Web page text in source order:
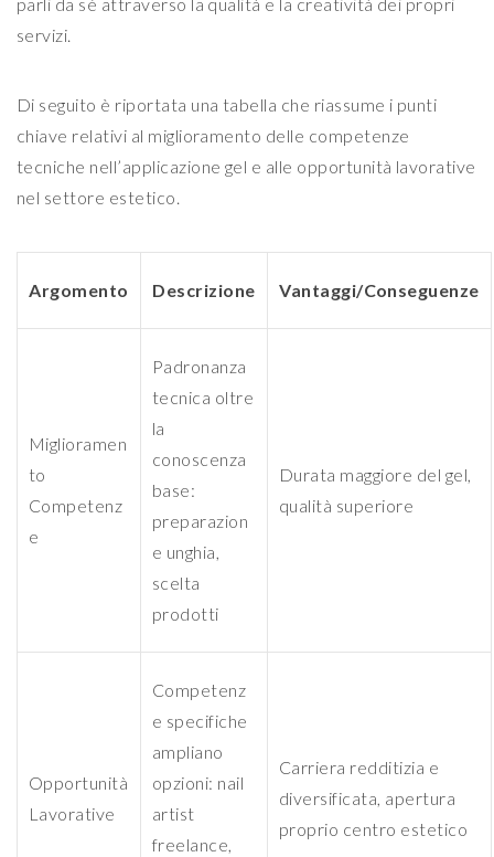
parli da sé attraverso la qualità e la creatività dei propri
servizi.
Di seguito è riportata una tabella che riassume i punti
chiave relativi al miglioramento delle competenze
tecniche nell’applicazione gel e alle opportunità lavorative
nel settore estetico.
Argomento Descrizione Vantaggi/Conseguenze
Miglioramen
to
Competenz
e
Padronanza
tecnica oltre
la
conoscenza
base:
preparazion
e unghia,
scelta
prodotti
Durata maggiore del gel,
qualità superiore
Opportunità
Lavorative
Competenz
e specifiche
ampliano
opzioni: nail
artist
freelance,
Carriera redditizia e
diversificata, apertura
proprio centro estetico